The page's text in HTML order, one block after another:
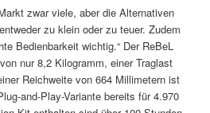
zwar viele, aber die Alternativen
zu klein oder zu teuer. Zudem
Bedienbarkeit wichtig.“ Der ReBeL
nur 8,2 Kilogramm, einer Traglast
Reichweite von 664 Millimetern ist
and-Play-Variante bereits für 4.970